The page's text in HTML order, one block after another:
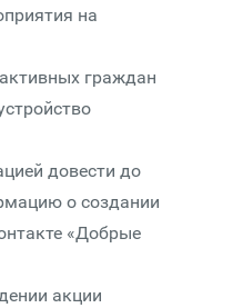
на
граждан
довести до
о создании
«Добрые
акции